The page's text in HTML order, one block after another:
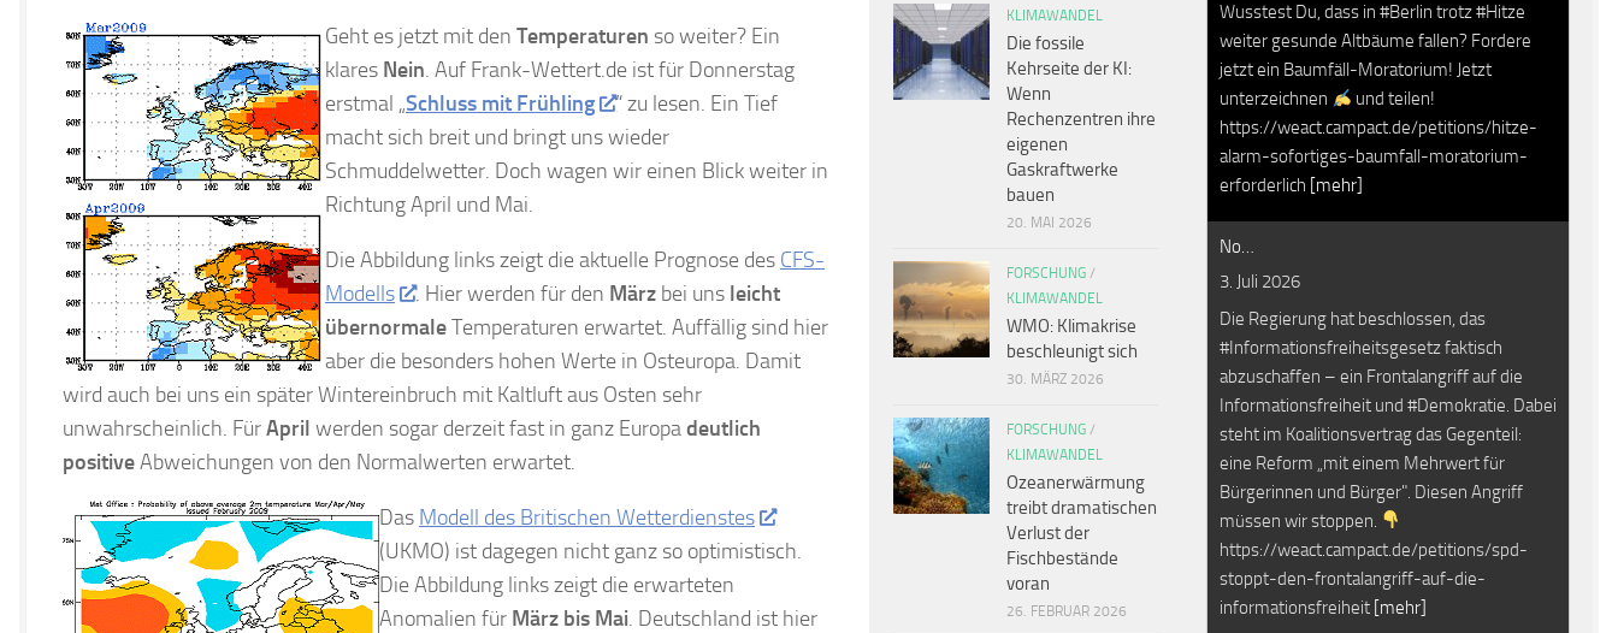
Geht es jetzt mit den Temperaturen so weiter? Ein
klares Nein. Auf Frank-Wettert.de ist für Donnerstag
erstmal „Schluss mit Frühling
“ zu lesen. Ein Tief
macht sich breit und bringt uns wieder
Schmuddelwetter. Doch wagen wir einen Blick weiter in
Richtung April und Mai.
Die Abbildung links zeigt die aktuelle Prognose des CFS-
Modells
. Hier werden für den März bei uns leicht
übernormaleTemperaturen erwartet. Auffällig sind hier
aber die besonders hohen Werte in Osteuropa. Damit
wird auch bei uns ein später Wintereinbruch mit Kaltluft aus Osten sehr
unwahrscheinlich. FürApril werden sogar derzeit fast in ganz Europadeutlich
positiveAbweichungen von den Normalwerten erwartet.
Das Modell des Britischen Wetterdienstes
(UKMO) ist dagegen nicht ganz so optimistisch.
Die Abbildung links zeigt die erwarteten
Anomalien für März bis Mai. Deutschland ist hier
Wusstest Du, dass in #Berlin trotz #Hitze
weiter gesunde Altbäume fallen? Fordere
jetzt ein Baumfäll-Moratorium! Jetzt
unterzeichnen
und teilen!
https://weact.campact.de/petitions/hitze-
alarm-sofortiges-baumfall-moratorium-
erforderlich [mehr]
No…
3. Juli 2026
Die Regierung hat beschlossen, das
#Informationsfreiheitsgesetz faktisch
abzuschaffen – ein Frontalangriff auf die
Informationsfreiheit und #Demokratie. Dabei
steht im Koalitionsvertrag das Gegenteil:
eine Reform „mit einem Mehrwert für
Bürgerinnen und Bürger". Diesen Angriff
müssen wir stoppen.
https://weact.campact.de/petitions/spd-
stoppt-den-frontalangriff-auf-die-
informationsfreiheit [mehr]
KLIMAWANDEL
Die fossile
Kehrseite der KI:
Wenn
Rechenzentren ihre
eigenen
Gaskraftwerke
bauen
20. MAI 2026
FORSCHUNG /
KLIMAWANDEL
WMO: Klimakrise
beschleunigt sich
30. MÄRZ 2026
FORSCHUNG /
KLIMAWANDEL
Ozeanerwärmung
treibt dramatischen
Verlust der
Fischbestände
voran
26. FEBRUAR 2026